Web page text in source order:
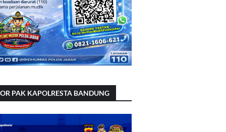
PAK KAPOLRESTA BANDUNG